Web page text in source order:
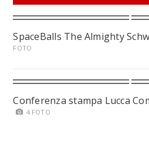
SpaceBalls The Almighty
FOTO
Conferenza stampa Lucca
4 FOTO